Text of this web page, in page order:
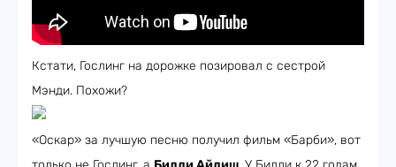
Кстати, Гослинг на дорожке позировал с сестрой
Мэнди. Похожи?
«Оскар» за лучшую песню получил фильм «Барби», вот